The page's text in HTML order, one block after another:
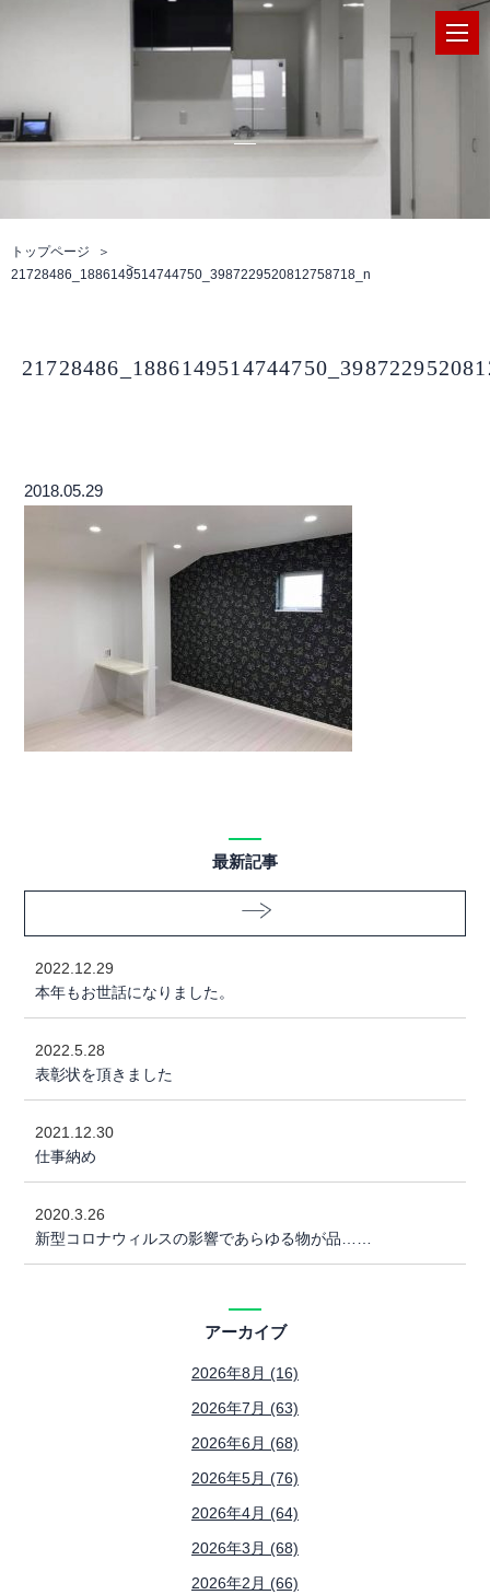
トップページ
21728486_1886149514744750_3987229520812758718_n
2018.05.29
最新記事
2022.12.29
本年もお世話になりました。
2022.5.28
表彰状を頂きました
2021.12.30
仕事納め
2020.3.26
新型コロナウィルスの影響であらゆる物が品……
アーカイブ
2026年8月 (16)
2026年7月 (63)
2026年6月 (68)
2026年5月 (76)
2026年4月 (64)
2026年3月 (68)
2026年2月 (66)